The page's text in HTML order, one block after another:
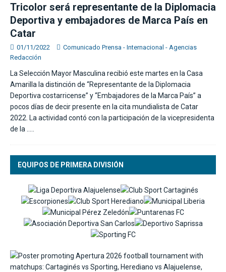
Tricolor será representante de la Diplomacia
Deportiva y embajadores de Marca País en
Catar
01/11/2022
Comunicado Prensa - Internacional - Agencias
Redacción
La Selección Mayor Masculina recibió este martes en la Casa
Amarilla la distinción de “Representante de la Diplomacia
Deportiva costarricense” y “Embajadores de la Marca País” a
pocos días de decir presente en la cita mundialista de Catar
2022. La actividad contó con la participación de la vicepresidenta
de la
EQUIPOS DE PRIMERA DIVISIÓN